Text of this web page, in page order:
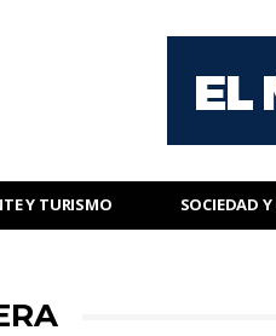
Y TURISMO SOCIEDAD